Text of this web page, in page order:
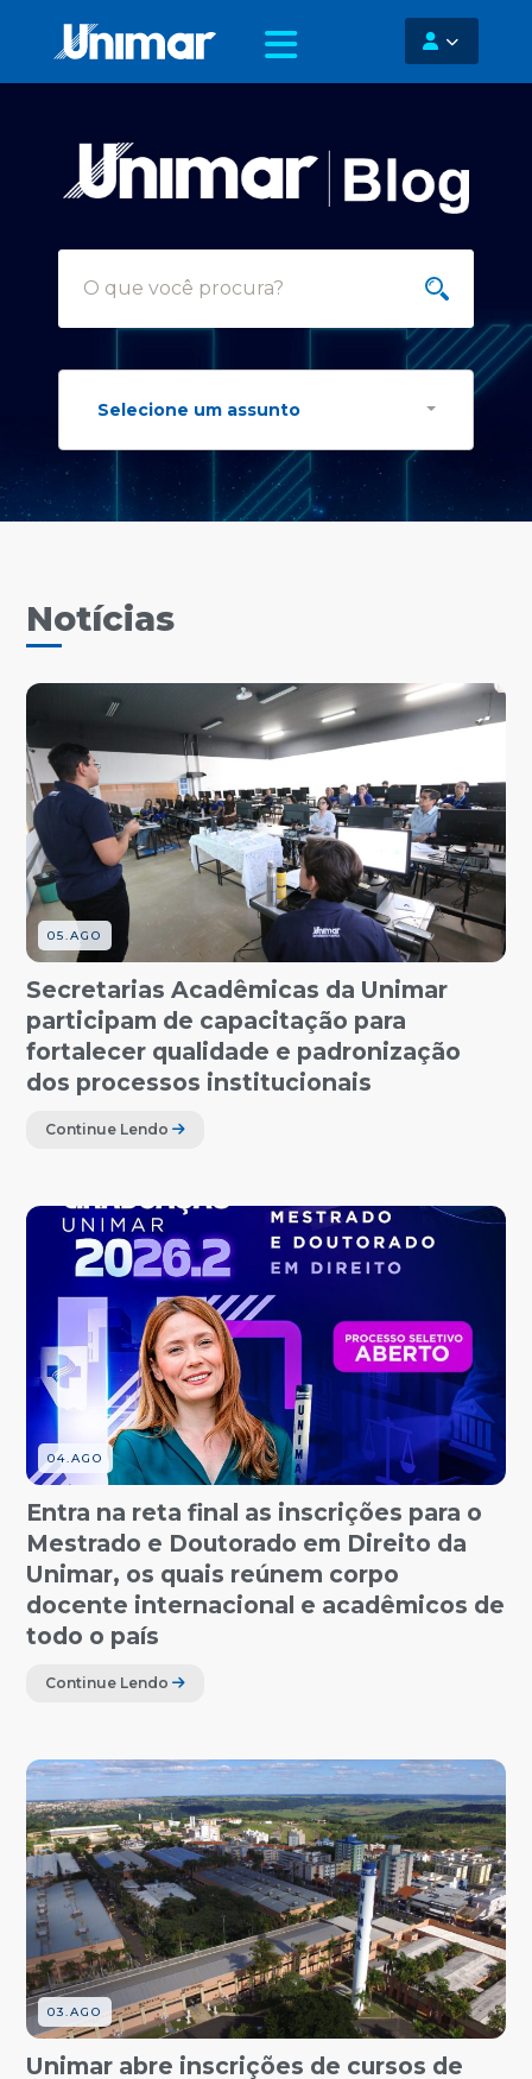
Selecione um assunto
Notícias
05.AGO
Secretarias Acadêmicas da Unimar
participam de capacitação para
fortalecer qualidade e padronização
dos processos institucionais
Continue Lendo
04.AGO
Entra na reta final as inscrições para o
Mestrado e Doutorado em Direito da
Unimar, os quais reúnem corpo
docente internacional e acadêmicos de
todo o país
Continue Lendo
03.AGO
Unimar abre inscrições de cursos de